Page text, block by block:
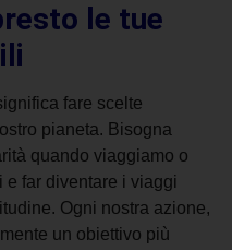
le tue
fare scelte
pianeta. Bisogna
quando viaggiamo o
far diventare i viaggi
Ogni nostra azione,
un obiettivo più